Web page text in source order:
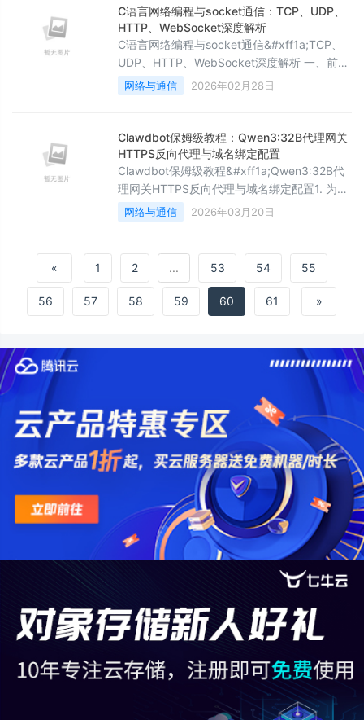
迟、20%-30% 无效网络请求等问题&#xff0c;
难以满足现代协作对 &#34;秒级响应&#34; 的
需求。WebSocket 协议作
C语言网络编程与socket通信：TCP、UDP、
HTTP、WebSocket深度解析
C语言网络编程与socket通信&#xff1a;TCP、
UDP、HTTP、WebSocket深度解析 一、前言
&#xff1a;为什么网络编程是C语言开发的核心
应用技能&#xff1f; 学习目标 理解网络编程的本
解socket通信的本质&#xff1a;网络通信的基础
API&#xff0c;用于建立连接和发送/接收数据 明
确网络编程的重要性&#xf
网络与通信 2026年02月28日
Clawdbot保姆级教程：Qwen3:32B代理网关
HTTPS反向代理与域名绑定配置
Clawdbot保姆级教程&#xff1a;Qwen3:32B代
理网关HTTPS反向代理与域名绑定配置1. 为什
么需要这套配置&#xff1a;从本地调试到生产可
用的跨越你刚跑通Clawdbot&#xff0c;用
浏览器输入一串带pod编号的URL&#xff0c;看
到界面弹出“gateway token missing”——这其
实是系统在提醒
网络与通信 2026年03月20日
« 1 2 ... 53 54 55
56 57 58 59 60 61 »